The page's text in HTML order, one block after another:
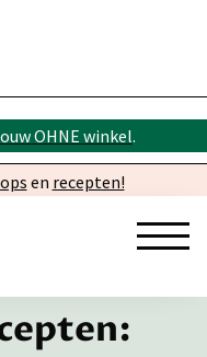
OHNE winkel.
en recepten!